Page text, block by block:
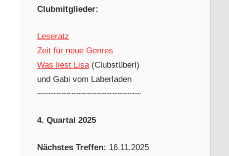
Clubmitglieder:
Leseratz
Zeit für neue Genres
Was liest Lisa(Clubstüberl)
und Gabi vom Laberladen
~~~~~~~~~~~~~~~~~~~~~
4. Quartal 2025
Nächstes Treffen: 16.11.2025